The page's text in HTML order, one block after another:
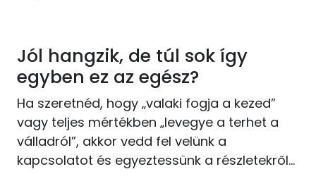
Jól hangzik, de túl sok így
egyben ez az egész?
Ha szeretnéd, hogy „valaki fogja a kezed”
vagy teljes mértékben „levegye a terhet a
válladról”, akkor vedd fel velünk a
kapcsolatot és egyeztessünk a részletekről…